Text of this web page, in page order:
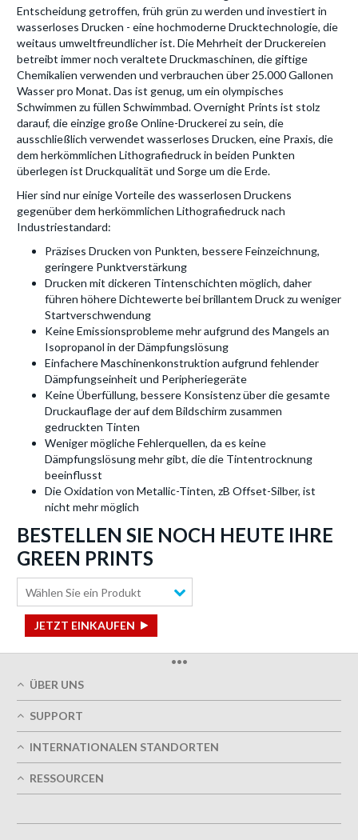
Entscheidung getroffen, früh grün zu werden und investiert in
wasserloses Drucken - eine hochmoderne Drucktechnologie, die
weitaus umweltfreundlicher ist. Die Mehrheit der Druckereien
betreibt immer noch veraltete Druckmaschinen, die giftige
Chemikalien verwenden und verbrauchen über 25.000 Gallonen
Wasser pro Monat. Das ist genug, um ein olympisches
Schwimmen zu füllen Schwimmbad. Overnight Prints ist stolz
darauf, die einzige große Online-Druckerei zu sein, die
ausschließlich verwendet wasserloses Drucken, eine Praxis, die
dem herkömmlichen Lithografiedruck in beiden Punkten
überlegen ist Druckqualität und Sorge um die Erde.
Hier sind nur einige Vorteile des wasserlosen Druckens
gegenüber dem herkömmlichen Lithografiedruck nach
Industriestandard:
Präzises Drucken von Punkten, bessere Feinzeichnung,
geringere Punktverstärkung
Drucken mit dickeren Tintenschichten möglich, daher
führen höhere Dichtewerte bei brillantem Druck zu weniger
Startverschwendung
Keine Emissionsprobleme mehr aufgrund des Mangels an
Isopropanol in der Dämpfungslösung
Einfachere Maschinenkonstruktion aufgrund fehlender
Dämpfungseinheit und Peripheriegeräte
Keine Überfüllung, bessere Konsistenz über die gesamte
Druckauflage der auf dem Bildschirm zusammen
gedruckten Tinten
Weniger mögliche Fehlerquellen, da es keine
Dämpfungslösung mehr gibt, die die Tintentrocknung
beeinflusst
Die Oxidation von Metallic-Tinten, zB Offset-Silber, ist
nicht mehr möglich
BESTELLEN SIE NOCH HEUTE IHRE
GREEN PRINTS
Wählen Sie ein Produkt
JETZT EINKAUFEN
•••
ÜBER UNS
Termingerechte Lieferung
Grün
Impressum
Nutzungsbedingungen
SUPPORT
FAQs
Kontaktieren Sie uns
INTERNATIONALEN STANDORTEN
Großbritannien
RESSOURCEN